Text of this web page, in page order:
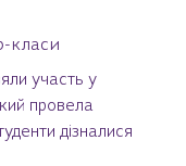
класи
участь у
провела
дізналися